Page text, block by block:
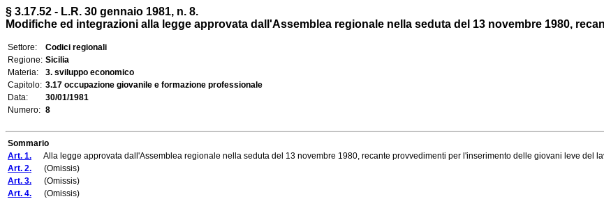
§ 3.17.52 - L.R. 30 gennaio 1981, n. 8.
Modifiche ed integrazioni alla legge approvata dall'Assemblea regionale nella seduta del 13 novembre 1980,
Settore:
Codici regionali
Regione: Sicilia
Materia:
3. sviluppo economico
Capitolo: 3.17 occupazione giovanile e formazione professionale
Data:
30/01/1981
Numero: 8
Sommario
Art. 1. Alla legge approvata dall'Assemblea regionale nella seduta del 13 novembre 1980, recante provvedimenti per l'inserimento delle giovani leve del
Art. 2. (Omissis)
Art. 3. (Omissis)
Art. 4. (Omissis)